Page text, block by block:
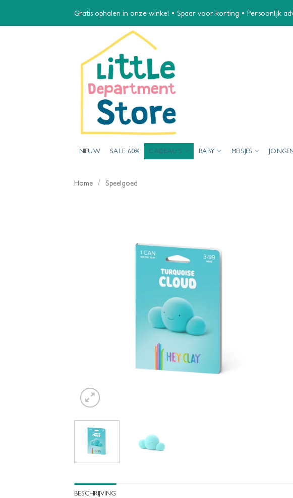
Gratis ophalen in onze winkel • Spaar voor korting • Persoonlijk
NIEUW SALE 60% CADEAU’S BABY MEISJES
Home / Speelgoed
BESCHRIJVING